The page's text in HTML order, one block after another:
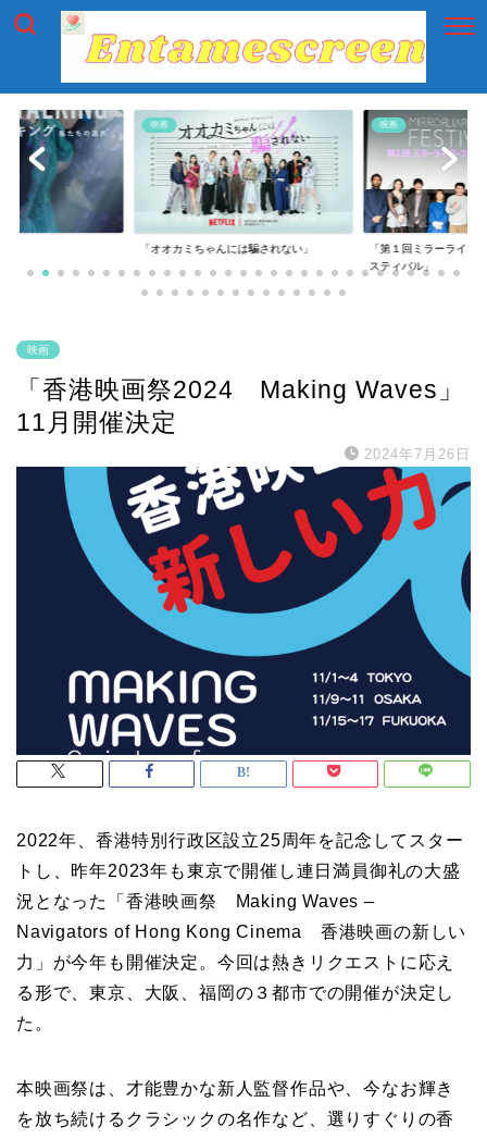
映画
「オオカミちゃんには騙されない」
映画
「第１回ミラーライア
スティバル」
映画
「香港映画祭2024 Making Waves」
11月開催決定
2024年7月26日
2022年、香港特別行政区設立25周年を記念してスター
トし、昨年2023年も東京で開催し連日満員御礼の大盛
況となった「香港映画祭 Making Waves –
Navigators of Hong Kong Cinema 香港映画の新しい
力」が今年も開催決定。今回は熱きリクエストに応え
る形で、東京、大阪、福岡の３都市での開催が決定し
た。
本映画祭は、才能豊かな新人監督作品や、今なお輝き
を放ち続けるクラシックの名作など、選りすぐりの香